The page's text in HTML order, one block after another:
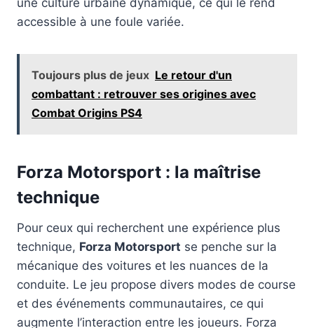
une culture urbaine dynamique, ce qui le rend
accessible à une foule variée.
Toujours plus de jeux Le retour d'un
combattant : retrouver ses origines avec
Combat Origins PS4
Forza Motorsport : la maîtrise
technique
Pour ceux qui recherchent une expérience plus
technique, Forza Motorsport se penche sur la
mécanique des voitures et les nuances de la
conduite. Le jeu propose divers modes de course
et des événements communautaires, ce qui
augmente l’interaction entre les joueurs. Forza